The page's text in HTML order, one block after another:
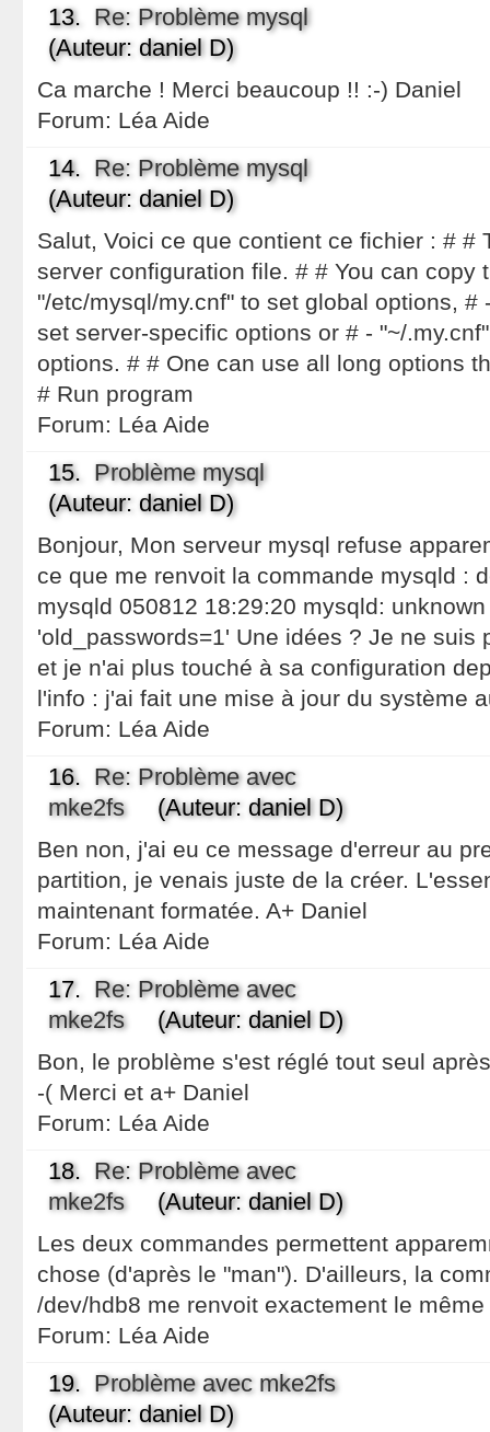
13. Re: Problème mysql
(Auteur: daniel D)
Ca marche ! Merci beaucoup !! :-) Daniel
Forum: Léa Aide
14. Re: Problème mysql
(Auteur: daniel D)
Salut, Voici ce que contient ce fichier : # #
server configuration file. # # You can copy
"/etc/mysql/my.cnf" to set global options, #
set server-specific options or # - "~/
options. # # One can use all long options
# Run program
Forum: Léa Aide
15. Problème mysql
(Auteur: daniel D)
Bonjour, Mon serveur mysql refuse
ce que me renvoit la commande mysqld :
mysqld 050812 18:29:20 mysqld:
'old_passwords=1' Une idées ? Je ne suis
et je n'ai plus touché à sa configuration
l'info : j'ai fait une mise à jour du système
Forum: Léa Aide
16. Re: Problème avec
mke2fs(Auteur: daniel D)
Ben non, j'ai eu ce message d'erreur au
partition, je venais juste de la créer.
maintenant formatée. A+ Daniel
Forum: Léa Aide
17. Re: Problème avec
mke2fs(Auteur: daniel D)
Bon, le problème s'est réglé tout seul
-( Merci et a+ Daniel
Forum: Léa Aide
18. Re: Problème avec
mke2fs(Auteur: daniel D)
Les deux commandes permettent
chose (d'après le "man"). D'ailleurs, la
/dev/hdb8 me renvoit exactement le
Forum: Léa Aide
19. Problème avec mke2fs
(Auteur: daniel D)